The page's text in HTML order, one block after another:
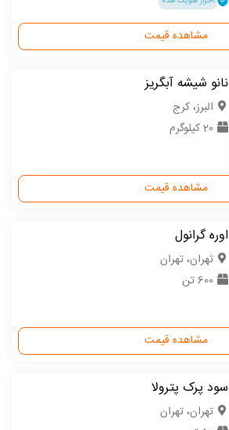
مشاهده قیمت
نانو شیشه آبگریز
البرز، کرج
20 کیلوگرم
مشاهده قیمت
اوره گرانول
تهران، تهران
600 تن
مشاهده قیمت
سود پرک پترولا
تهران، تهران